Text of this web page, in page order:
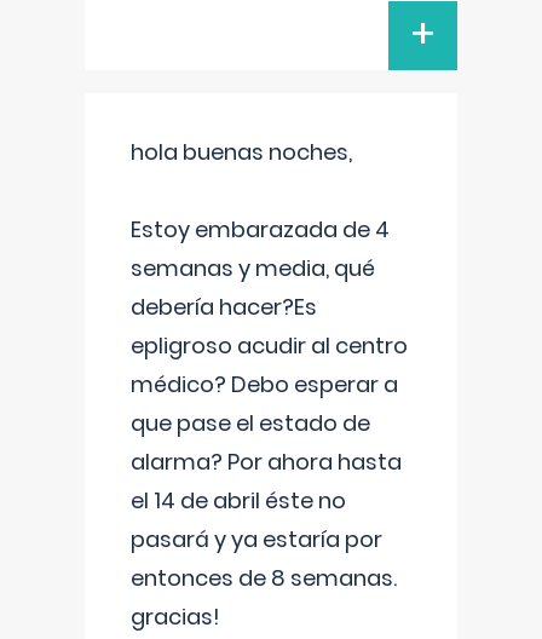
+
hola buenas noches,
Estoy embarazada de 4
semanas y media, qué
debería hacer?Es
epligroso acudir al centro
médico? Debo esperar a
que pase el estado de
alarma? Por ahora hasta
el 14 de abril éste no
pasará y ya estaría por
entonces de 8 semanas.
gracias!